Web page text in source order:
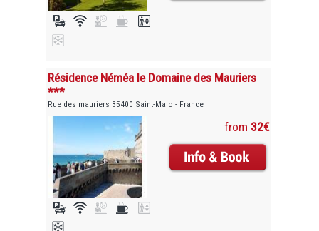
Résidence Néméa le Domaine des Mauriers
***
Rue des mauriers 35400 Saint-Malo - France
from 32€